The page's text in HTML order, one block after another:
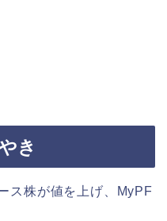
き
ス株が値を上げ、MyPF